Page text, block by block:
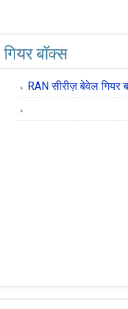
गियर बॉक्स
RAN सीरीज़ बेवेल गियर